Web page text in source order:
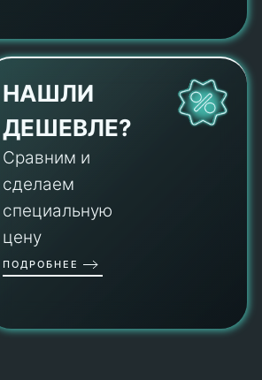
НАШЛИ
ДЕШЕВЛЕ?
Сравним и
сделаем
специальную
цену
ПОДРОБНЕЕ